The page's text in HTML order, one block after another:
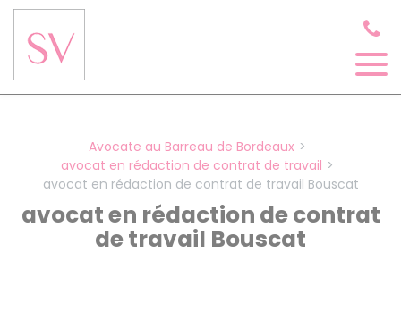
Avocate au Barreau de Bordeaux
avocat en rédaction de contrat de travail
avocat en rédaction de contrat de travail Bouscat
avocat en rédaction de contrat
de travail Bouscat
Panneau de gestion des cookies